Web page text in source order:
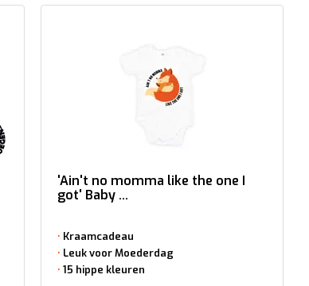
'Ain't no momma like the one I
got' Baby ...
Kraamcadeau
Leuk voor Moederdag
15 hippe kleuren